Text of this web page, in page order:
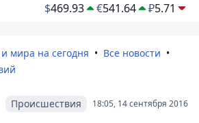
$469.93 €541.64 ₽5.71
мира на сегодня
Все новости
18:05, 14 сентября 2016
Происшествия